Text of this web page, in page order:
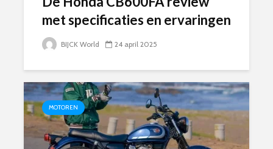
met specificaties en ervaringen
BIJCK World 24 april 2025
MOTOREN